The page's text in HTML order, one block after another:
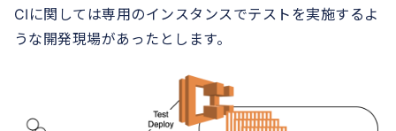
CIに関しては専用のインスタンスでテストを実施するよ
うな開発現場があったとします。